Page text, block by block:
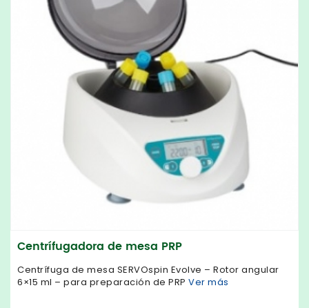
Centrífugadora de mesa PRP
Centrífuga de mesa SERVOspin Evolve – Rotor angular
6×15 ml – para preparación de PRP Ver más